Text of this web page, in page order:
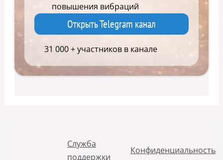
повышения вибраций
Открыть Telegram канал
31 000 + участников в канале
Служба
поддержки
Конфиденциальность